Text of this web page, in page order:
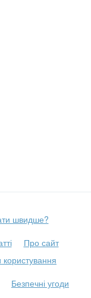
швидше?
Про сайт
Безпечні угоди